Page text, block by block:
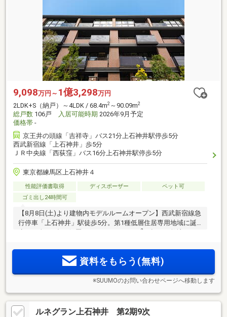
9,098万円～ 1億3,298万円
2LDK+S（納戸）～4LDK / 68.4m2 ～90.09m2
総戸数 106戸 入居可能時期 2026年9月予定
価格帯 -
京王井の頭線「吉祥寺」バス21分上石神井駅停歩5分
西武新宿線「上石神井」歩5分
ＪＲ中央線「西荻窪」バス16分上石神井駅停歩5分
東京都練馬区上石神井４
性能評価書取得 ディスポーザー
ペット可
ゴミ出し24時間可
【8月8日(土)より建物内モデルルームオープン】西武新宿線急
行停車「上石神井」駅徒歩5分。第1種低層住居専用地域に誕
2
直通14分。ハイサッシや、全熱交換型換気「エアテス」の採
用など光と風に着目したプラン資料をもらう(無料)
※SUUMOのお問い合わせページへ移動します
ルネグラン上石神井 第2期9次